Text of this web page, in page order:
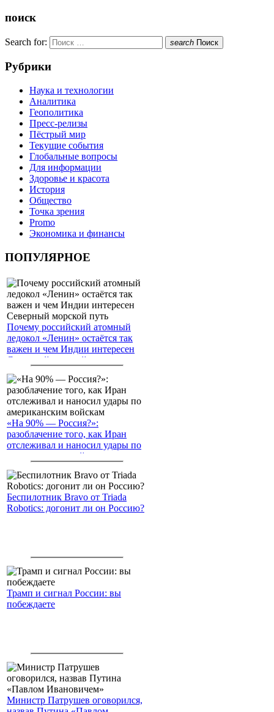
поиск
Search for: search Поиск
Рубрики
Наука и технологии
Аналитика
Геополитика
Пресс-релизы
Пёстрый мир
Текущие события
Глобальные вопросы
Для информации
Здоровье и красота
История
Общество
Точка зрения
Promo
Экономика и финансы
ПОПУЛЯРНОЕ
Почему российский атомный
ледокол «Ленин» остаётся так
важен и чем Индии интересен
Северный морской путь
«На 90% — Россия?»:
разоблачение того, как Иран
отслеживал и наносил удары по
американским войскам
Беспилотник Bravo от Triada
Robotics: догонит ли он Россию?
Трамп и сигнал России: вы
побеждаете
Министр Патрушев оговорился,